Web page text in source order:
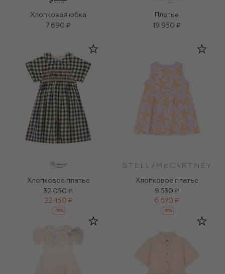
Хлопковая юбка
7 690 ₽
Платье
19 950 ₽
Хлопковое платье
32 050 ₽
22 450 ₽
-30%
Хлопковое платье
9 530 ₽
6 670 ₽
-30%